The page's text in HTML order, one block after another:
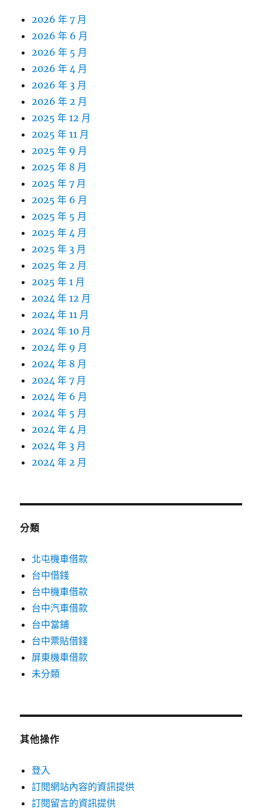
2026 年 7 月
2026 年 6 月
2026 年 5 月
2026 年 4 月
2026 年 3 月
2026 年 2 月
2025 年 12 月
2025 年 11 月
2025 年 9 月
2025 年 8 月
2025 年 7 月
2025 年 6 月
2025 年 5 月
2025 年 4 月
2025 年 3 月
2025 年 2 月
2025 年 1 月
2024 年 12 月
2024 年 11 月
2024 年 10 月
2024 年 9 月
2024 年 8 月
2024 年 7 月
2024 年 6 月
2024 年 5 月
2024 年 4 月
2024 年 3 月
2024 年 2 月
分類
北屯機車借款
台中借錢
台中機車借款
台中汽車借款
台中當鋪
台中票貼借錢
屏東機車借款
未分類
其他操作
登入
訂閱網站內容的資訊提供
訂閱留言的資訊提供